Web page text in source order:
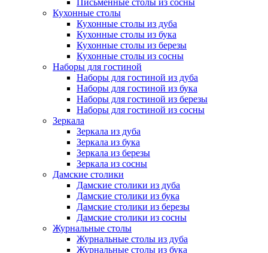
Письменные столы из сосны
Кухонные столы
Кухонные столы из дуба
Кухонные столы из бука
Кухонные столы из березы
Кухонные столы из сосны
Наборы для гостиной
Наборы для гостиной из дуба
Наборы для гостиной из бука
Наборы для гостиной из березы
Наборы для гостиной из сосны
Зеркала
Зеркала из дуба
Зеркала из бука
Зеркала из березы
Зеркала из сосны
Дамские столики
Дамские столики из дуба
Дамские столики из бука
Дамские столики из березы
Дамские столики из сосны
Журнальные столы
Журнальные столы из дуба
Журнальные столы из бука